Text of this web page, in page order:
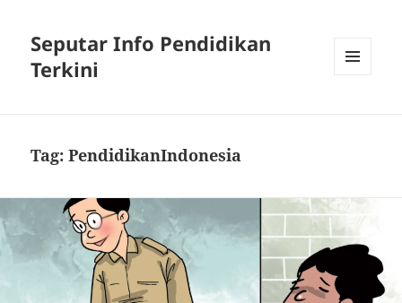
Seputar Info Pendidikan
Terkini
Tag:PendidikanIndonesia